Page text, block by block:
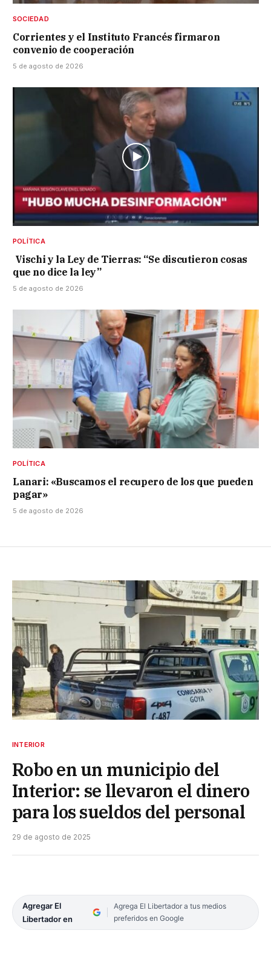
SOCIEDAD
Corrientes y el Instituto Francés firmaron
convenio de cooperación
5 de agosto de 2026
POLÍTICA
Vischi y la Ley de Tierras: “Se discutieron cosas
que no dice la ley”
5 de agosto de 2026
POLÍTICA
Lanari: «Buscamos el recupero de los que pueden
pagar»
5 de agosto de 2026
INTERIOR
Robo en un municipio del
Interior: se llevaron el dinero
para los sueldos del personal
29 de agosto de 2025
Agregar El
Libertador en
Agrega El Libertador a tus medios
preferidos en Google